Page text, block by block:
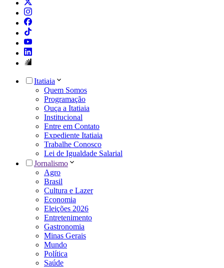
Itatiaia
Quem Somos
Programação
Ouça a Itatiaia
Institucional
Entre em Contato
Expediente Itatiaia
Trabalhe Conosco
Lei de Igualdade Salarial
Jornalismo
Agro
Brasil
Cultura e Lazer
Economia
Eleições 2026
Entretenimento
Gastronomia
Minas Gerais
Mundo
Política
Saúde